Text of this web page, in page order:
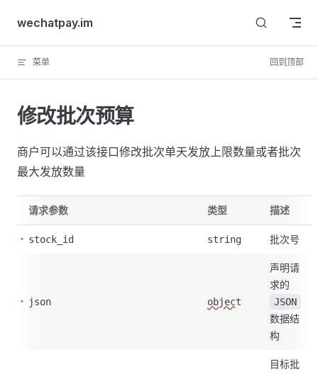
Skip to content
wechatpay.im
菜单 回到顶部
修改批次预算
商户可以通过该接口修改批次单天发放上限数量或者批次
最大发放数量
请求参数 类型 描述
stock_id string 批次号
json object
声明请
求的
JSON
数据结
构
目标批